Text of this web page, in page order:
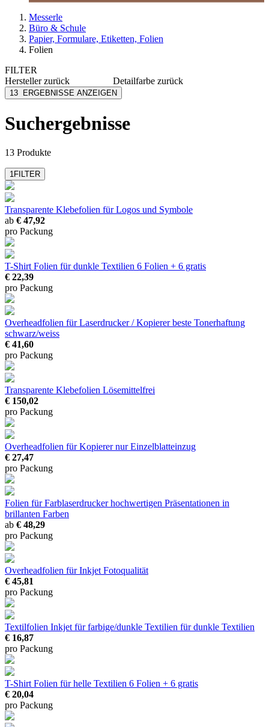
Messerle
Büro & Schule
Papier, Formulare, Etiketten, Folien
Folien
FILTER
Herstellerzurück
Avery Zweckform
Detailfarbe zurück
13 ERGEBNISSE ANZEIGEN
Suchergebnisse
13 Produkte
1FILTER
Transparente Klebefolien für Logos und Symbole
ab € 47,92
pro Packung
T-Shirt Folien für dunkle Textilien 6 Folien + 6 gratis
€ 22,39
pro Packung
Overheadfolien für Laserdrucker / Kopiererbeste Tonerhaftung
schwarz/weiss
€ 41,60
pro Packung
Transparente Klebefolien Lösemittelfrei
€ 150,02
pro Packung
Overheadfolien für Kopierernur Einzelblatteinzug
€ 27,47
pro Packung
Folien für Farblaserdruckerhochwertigen Präsentationen in
brillanten Farben
ab € 48,29
pro Packung
Overheadfolien für Inkjet Fotoqualität
€ 45,81
pro Packung
Textilfolien Inkjet für farbige/dunkle Textilien für dunkle Textilien
€ 16,87
pro Packung
T-Shirt Folien für helle Textilien 6 Folien + 6 gratis
€ 20,04
pro Packung